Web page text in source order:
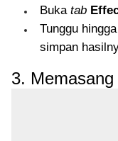
Buka tab
Tunggu
simpan
3.